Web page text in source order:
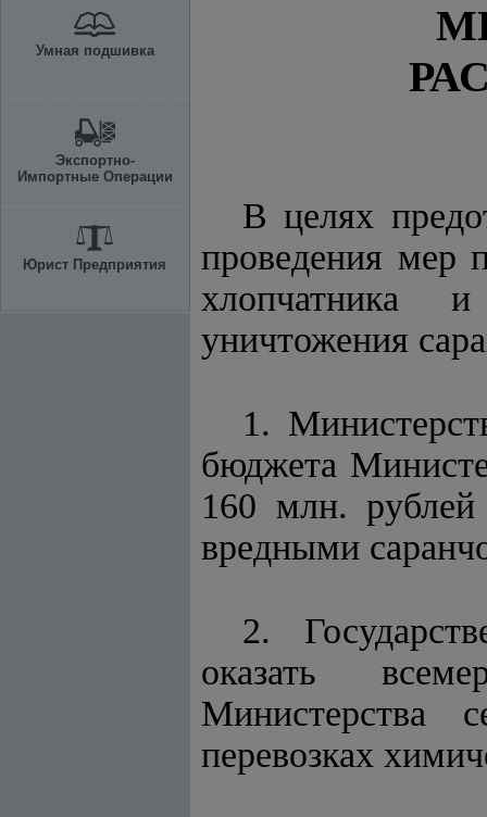
Умная подшивка
Экспортно-
Импортные Операции
Юрист Предприятия
В целях
проведения мер
хлопчатника
уничтожения
1.
бюджета
160 млн.
вредными
2.
оказать
Министерства
перевозках